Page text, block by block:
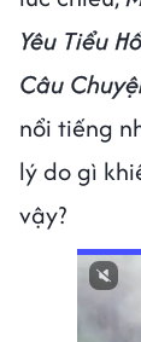
Yêu Tiểu
Câu
nổi tiếng
lý do gì
vậy?